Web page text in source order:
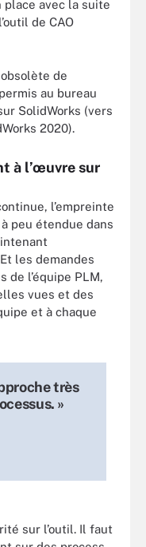
place avec la suite
de CAO
de
au bureau
SolidWorks (vers
2020).
à l’œuvre sur
l’empreinte
peu étendue dans
les demandes
de l’équipe PLM,
vues et des
et à chaque
très
»
sur l’outil. Il faut